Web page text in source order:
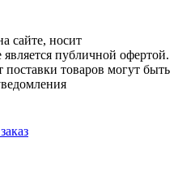
сайте, носит
публичной офертой.
товаров могут быть